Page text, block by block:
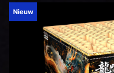
Nieuw